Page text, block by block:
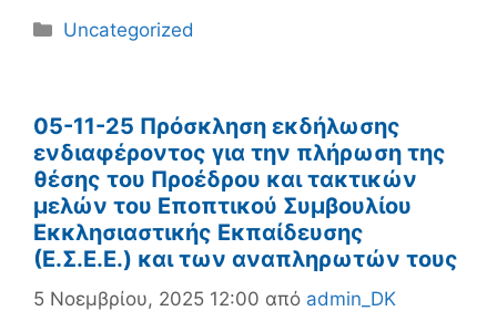
Κατηγορίες
Uncategorized
05-11-25 Πρόσκληση εκδήλωσης
ενδιαφέροντος για την πλήρωση της
θέσης του Προέδρου και τακτικών
μελών του Εποπτικού Συμβουλίου
Εκκλησιαστικής Εκπαίδευσης
(Ε.Σ.Ε.Ε.) και των αναπληρωτών τους
5 Νοεμβρίου, 2025 12:00 από admin_DK